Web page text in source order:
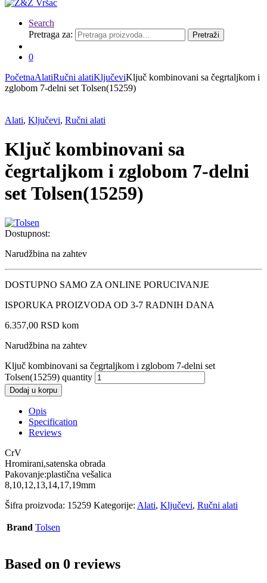
Search
Pretraga za:
Pretraži
0
PočetnaAlatiRučni alatiKljučeviKljuč kombinovani sa čegrtaljkom i
zglobom 7-delni set Tolsen(15259)
Alati, Ključevi, Ručni alati
Ključ kombinovani sa
čegrtaljkom i zglobom 7-delni
set Tolsen(15259)
Dostupnost:
Narudžbina na zahtev
DOSTUPNO SAMO ZA ONLINE PORUCIVANJE
ISPORUKA PROIZVODA OD 3-7 RADNIH DANA
6.357,00 RSD kom
Narudžbina na zahtev
Ključ kombinovani sa čegrtaljkom i zglobom 7-delni set
Tolsen(15259) quantity
Dodaj u korpu
Opis
Specification
Reviews
CrV
Hromirani,satenska obrada
Pakovanje:plastična vešalica
8,10,12,13,14,17,19mm
Šifra proizvoda: 15259 Kategorije: Alati, Ključevi, Ručni alati
Brand Tolsen
Based on 0 reviews